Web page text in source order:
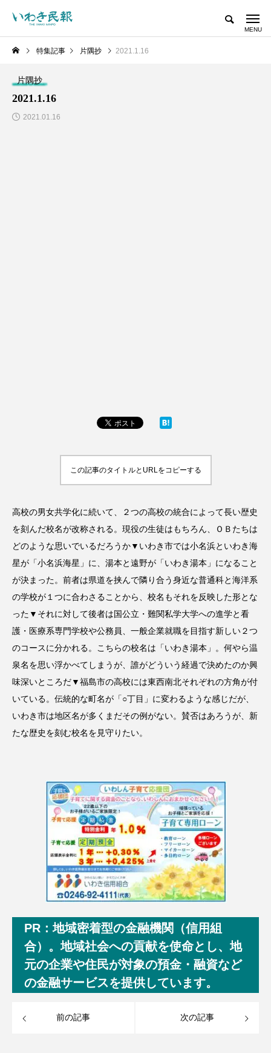
特集記事 片隅抄 2021.1.16
片隅抄
2021.1.16
2021.01.16
この記事のタイトルとURLをコピーする
高校の男女共学化に続いて、２つの高校の統合によって長い歴史
を刻んだ校名が改称される。現役の生徒はもちろん、ＯＢたちは
どのような思いでいるだろうか▼いわき市では小名浜といわき海
星が「小名浜海星」に、湯本と遠野が「いわき湯本」になること
が決まった。前者は県道を挟んで隣り合う身近な普通科と海洋系
の学校が１つに合わさることから、校名もそれを反映した形とな
った▼それに対して後者は国公立・難関私学大学への進学と看
護・医療系専門学校や公務員、一般企業就職を目指す新しい２つ
のコースに分かれる。こちらの校名は「いわき湯本」。何やら温
泉名を思い浮かべてしまうが、誰がどういう経過で決めたのか興
味深いところだ▼福島市の高校には東西南北それぞれの方角が付
いている。伝統的な町名が「○丁目」に変わるような感じだが、
いわき市は地区名が多くまだその例がない。賛否はあろうが、新
たな歴史を刻む校名を見守りたい。
PR：地域密着型の金融機関（信用組
合）。地域社会への貢献を使命とし、地
元の企業や住民が対象の預金・融資など
の金融サービスを提供しています。
前の記事 次の記事